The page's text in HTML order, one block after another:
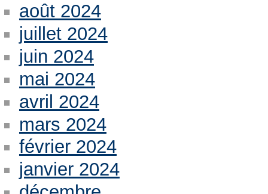
août 2024
juillet 2024
juin 2024
mai 2024
avril 2024
mars 2024
février 2024
janvier 2024